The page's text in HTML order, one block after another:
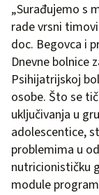
„Surađujemo s
rade vrsni timovi
doc. Begovca i
Dnevne bolnice
Psihijatrijskoj
osobe. Što se
uključivanja u
adolescentice,
problemima u
nutricionističku
module